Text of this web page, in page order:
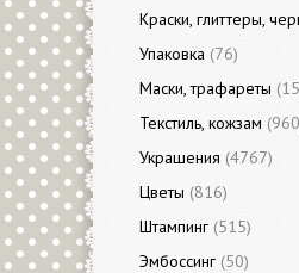
Краски, глиттеры,
акценты (421)
Упаковка (76)
Маски, трафареты
Текстиль, кожзам
Украшения (4767)
Цветы (816)
Штампинг (515)
Эмбоссинг (50)